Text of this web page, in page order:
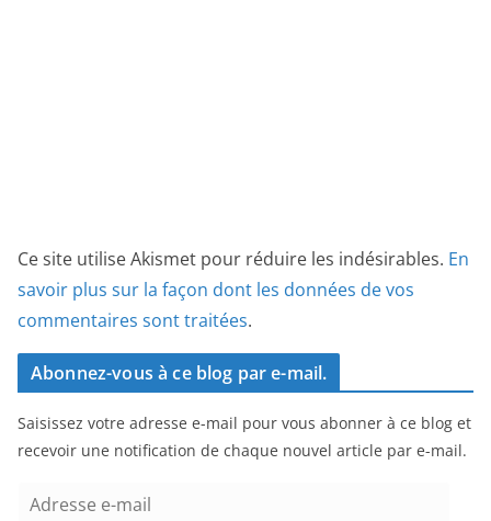
Ce site utilise Akismet pour réduire les indésirables. En
savoir plus sur la façon dont les données de vos
commentaires sont traitées.
Abonnez-vous à ce blog par e-mail.
Saisissez votre adresse e-mail pour vous abonner à ce blog et
recevoir une notification de chaque nouvel article par e-mail.